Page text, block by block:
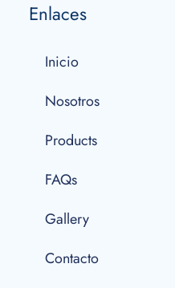
Enlaces
Inicio
Nosotros
Products
FAQs
Gallery
Contacto